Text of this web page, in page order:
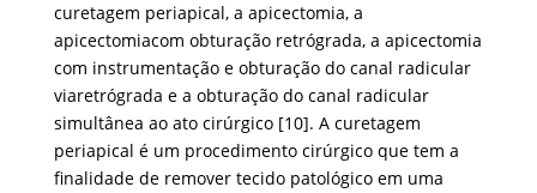
curetagem periapical, a apicectomia, a
apicectomiacom obturação retrógrada, a apicectomia
com instrumentação e obturação do canal radicular
viaretrógrada e a obturação do canal radicular
simultânea ao ato cirúrgico [10]. A curetagem
periapical é um procedimento cirúrgico que tem a
finalidade de remover tecido patológico em uma